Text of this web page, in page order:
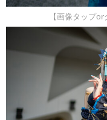
【画像タップ